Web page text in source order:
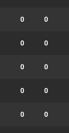
0
0
0
0
0
0
0
0
0
0